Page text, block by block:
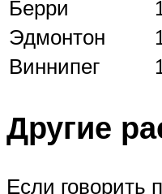
Берри
Эдмонтон
Виннипег
Другие
Если говорить